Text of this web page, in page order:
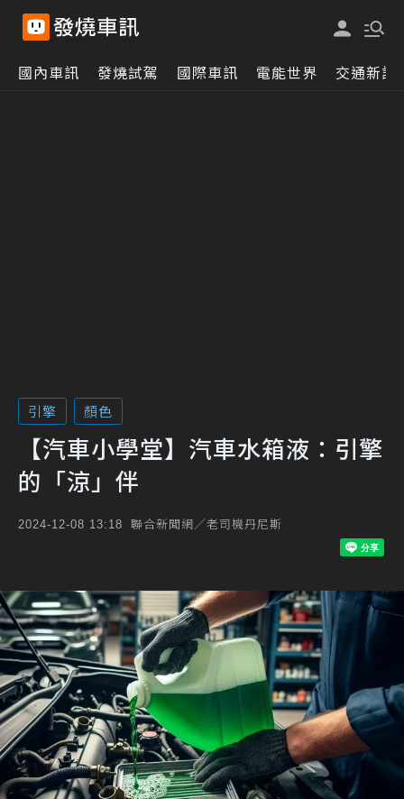
國內車訊 發燒試駕 國際車訊 電能世界 交通新訊
引擎 顏色
【汽車小學堂】汽車水箱液：引擎
的「涼」伴
2024-12-08 13:18 聯合新聞網／老司機丹尼斯